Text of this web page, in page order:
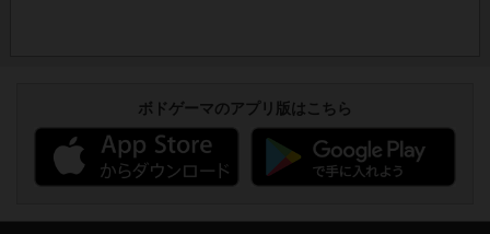
ボドゲーマのアプリ版はこちら